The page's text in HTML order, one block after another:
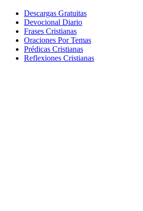
Descargas Gratuitas
Devocional Diario
Frases Cristianas
Oraciones Por Temas
Prédicas Cristianas
Reflexiones Cristianas